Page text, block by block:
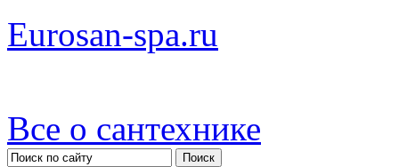
Eurosan-spa.ru
Все о сантехнике